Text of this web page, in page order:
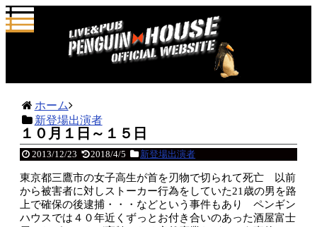
ホーム
新登場出演者
１０月１日～１５日
2013/12/23 2018/4/5 新登場出演者
東京都三鷹市の女子高生が首を刃物で切られて死亡 以前
から被害者に対しストーカー行為をしていた21歳の男を路
上で確保の後逮捕・・・などという事件もあり ペンギン
ハウスでは４０年近くずっとお付き合いのあった酒屋富士